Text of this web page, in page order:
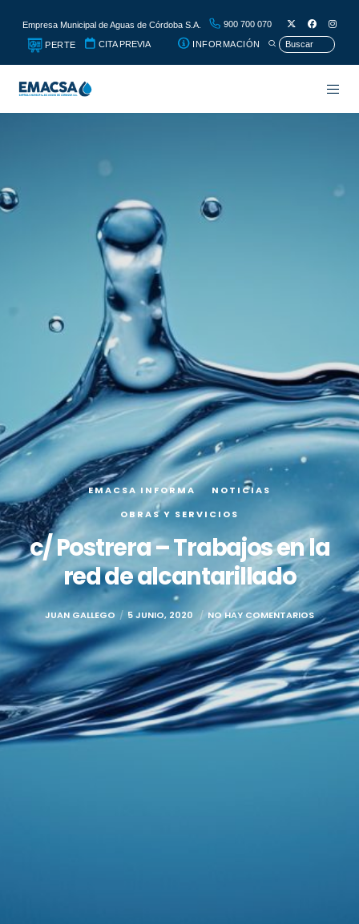
Empresa Municipal de Aguas de Córdoba S.A. 900 700 070
PERTE CITA PREVIA INFORMACIÓN
EMACSA INFORMA
NOTICIAS
OBRAS Y SERVICIOS
c/ Postrera – Trabajos en la
red de alcantarillado
JUAN GALLEGO 5 JUNIO, 2020 NO HAY COMENTARIOS